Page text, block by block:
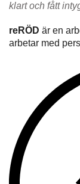
klart och fått
reRÖD är en
arbetar med